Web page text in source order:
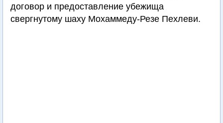
договор и предоставление убежища
свергнутому шаху Мохаммеду-Резе Пехлеви.